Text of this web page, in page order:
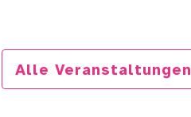
Alle Veranstaltungen